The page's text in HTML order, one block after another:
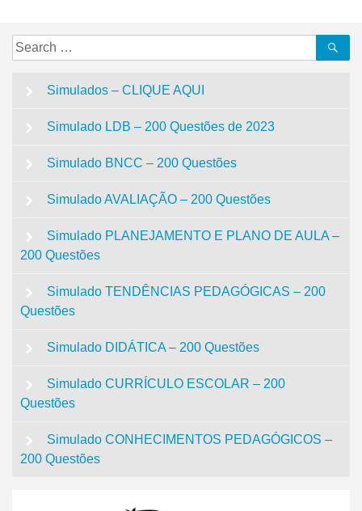
Search
for:
Simulados – CLIQUE AQUI
Simulado LDB – 200 Questões de 2023
Simulado BNCC – 200 Questões
Simulado AVALIAÇÃO – 200 Questões
Simulado PLANEJAMENTO E PLANO DE AULA –
200 Questões
Simulado TENDÊNCIAS PEDAGÓGICAS – 200
Questões
Simulado DIDÁTICA – 200 Questões
Simulado CURRÍCULO ESCOLAR – 200
Questões
Simulado CONHECIMENTOS PEDAGÓGICOS –
200 Questões